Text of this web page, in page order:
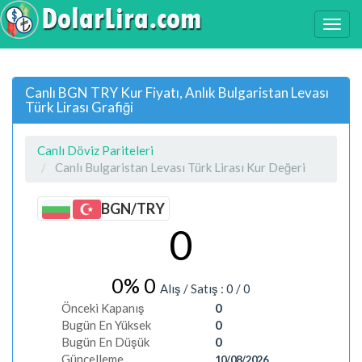
Canlı BGN TRY Kur Fiyatı, Anlık Bulgaristan Levası
Türk Lirası Grafiği
Canlı Döviz Pariteleri
Canlı Bulgaristan Levası Türk Lirası Kur Değeri
BGN/TRY
0
0% 0 Alış / Satış : 0 /0
Önceki Kapanış
0
Bugün En Yüksek
0
Bugün En Düşük
0
Güncelleme
10/08/2026